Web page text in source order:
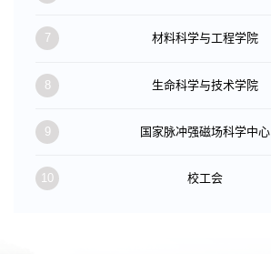
7 材料科学与工程学院
8 生命科学与技术学院
9 国家脉冲强磁场科学中心
10 校工会